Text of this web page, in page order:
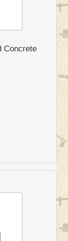
Concrete